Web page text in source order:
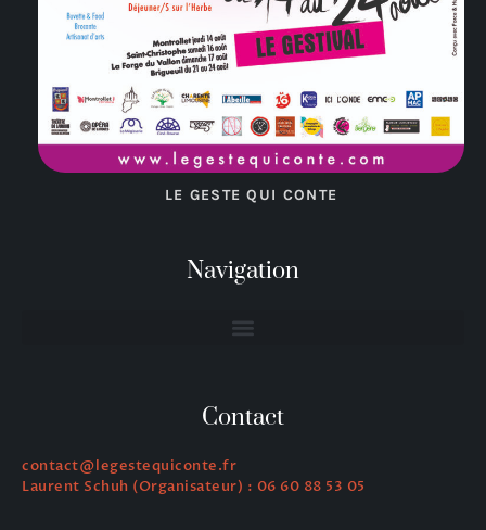
LE GESTE QUI CONTE
Navigation
Contact
contact@legestequiconte.fr
Laurent Schuh (Organisateur) : 06 60 88 53 05